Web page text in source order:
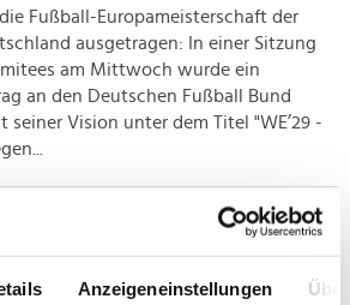
Anzeigeneinstellungen
Fußball-Europameisterschaft der
ausgetragen: In einer Sitzung
am Mittwoch wurde ein
an den Deutschen Fußball Bund
seiner Vision unter dem Titel "WE’29 -
Sollte sich Deutschland